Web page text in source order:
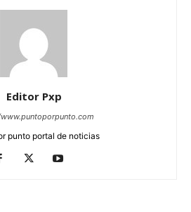
Editor Pxp
punto portal de noticias